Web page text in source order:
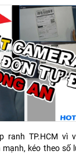
ranh TP.HCM vì
kéo theo số